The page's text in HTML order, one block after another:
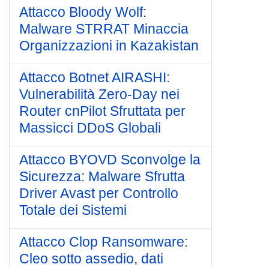
Attacco Bloody Wolf:
Malware STRRAT Minaccia
Organizzazioni in Kazakistan
Attacco Botnet AIRASHI:
Vulnerabilità Zero-Day nei
Router cnPilot Sfruttata per
Massicci DDoS Globali
Attacco BYOVD Sconvolge la
Sicurezza: Malware Sfrutta
Driver Avast per Controllo
Totale dei Sistemi
Attacco Clop Ransomware:
Cleo sotto assedio, dati